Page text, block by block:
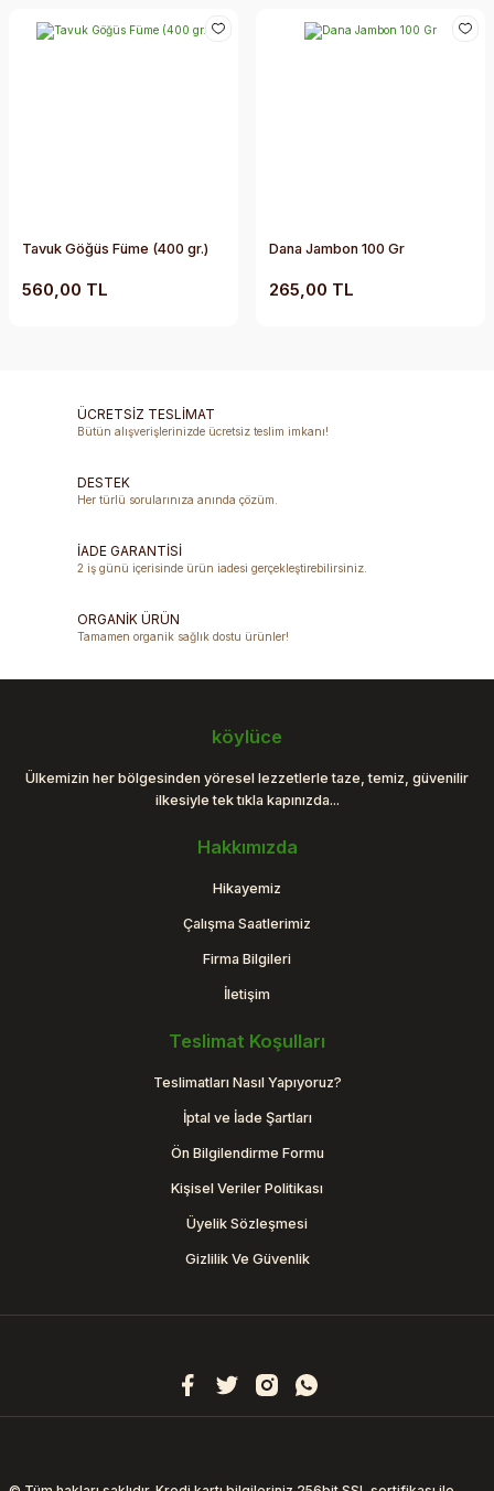
Tavuk Göğüs Füme (400 gr.)
560,00 TL
Dana Jambon 100 Gr
265,00 TL
ÜCRETSİZ TESLİMAT
Bütün alışverişlerinizde ücretsiz teslim imkanı!
DESTEK
Her türlü sorularınıza anında çözüm.
İADE GARANTİSİ
2 iş günü içerisinde ürün iadesi gerçekleştirebilirsiniz.
ORGANİK ÜRÜN
Tamamen organik sağlık dostu ürünler!
köylüce
Ülkemizin her bölgesinden yöresel lezzetlerle taze, temiz, güvenilir
ilkesiyle tek tıkla kapınızda...
Hakkımızda
Hikayemiz
Çalışma Saatlerimiz
Firma Bilgileri
İletişim
Teslimat Koşulları
Teslimatları Nasıl Yapıyoruz?
İptal ve İade Şartları
Ön Bilgilendirme Formu
Kişisel Veriler Politikası
Üyelik Sözleşmesi
Gizlilik Ve Güvenlik